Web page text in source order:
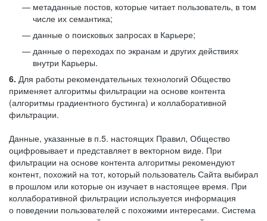
метаданные постов, которые читает пользователь, в том
числе их семантика;
данные о поисковых запросах в Карьере;
данные о переходах по экранам и других действиях
внутри Карьеры.
6. Для работы рекомендательных технологий Общество
применяет алгоритмы фильтрации на основе контента
(алгоритмы градиентного бустинга) и коллаборативной
фильтрации.
Данные, указанные в п.5. настоящих Правил, Общество
оцифровывает и представляет в векторном виде. При
фильтрации на основе контента алгоритмы рекомендуют
контент, похожий на тот, который пользователь Сайта выбирал
в прошлом или которые он изучает в настоящее время. При
коллаборативной фильтрации используется информация
о поведении пользователей с похожими интересами. Система